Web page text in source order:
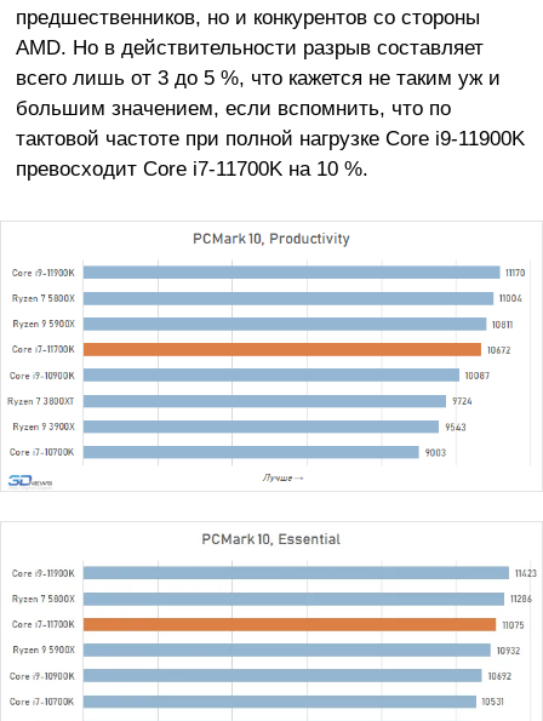
предшественников, но и конкурентов со стороны
AMD. Но в действительности разрыв составляет
всего лишь от 3 до 5 %, что кажется не таким уж и
большим значением, если вспомнить, что по
тактовой частоте при полной нагрузке Core i9-11900K
превосходит Core i7-11700K на 10 %.